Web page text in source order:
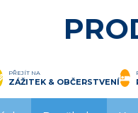
PŘEJÍT NA
ZÁŽITEK & OBČERSTVENÍ